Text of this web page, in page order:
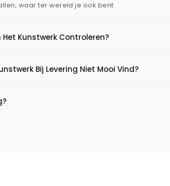
waar ter wereld je ook bent.
Het Kunstwerk Controleren?
Bij Levering Niet Mooi Vind?